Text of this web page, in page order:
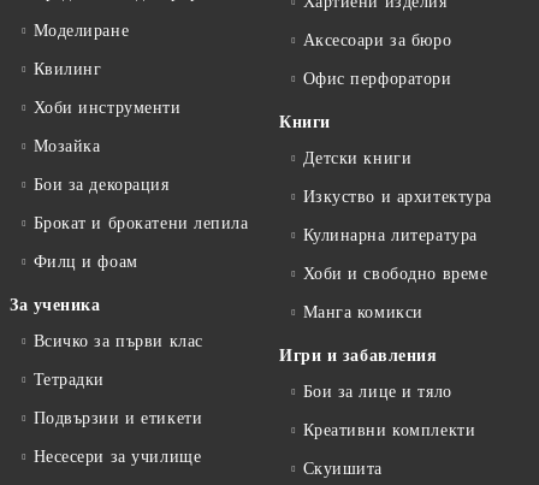
Моделиране
Квилинг
Хоби инструменти
Мозайка
Бои за декорация
Брокат и брокатени лепила
Филц и фоам
За ученика
Всичко за първи клас
Тетрадки
Подвързии и етикети
Несесери за училище
Аксесоари за бюро
Офис перфоратори
Книги
Детски книги
Изкуство и архитектура
Кулинарна литература
Хоби и свободно време
Манга комикси
Игри и забавления
Бои за лице и тяло
Креативни комплекти
Скуишита